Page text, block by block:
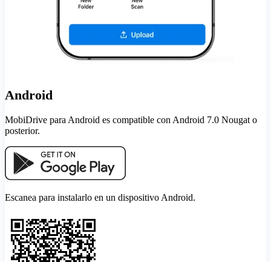
Android
MobiDrive para Android es compatible con Android 7.0 Nougat o
posterior.
Escanea para instalarlo en un dispositivo Android.